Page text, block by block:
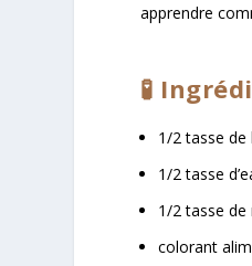
apprendre
🧪
1/2 tasse de
1/2 tasse
1/2 tasse
colorant